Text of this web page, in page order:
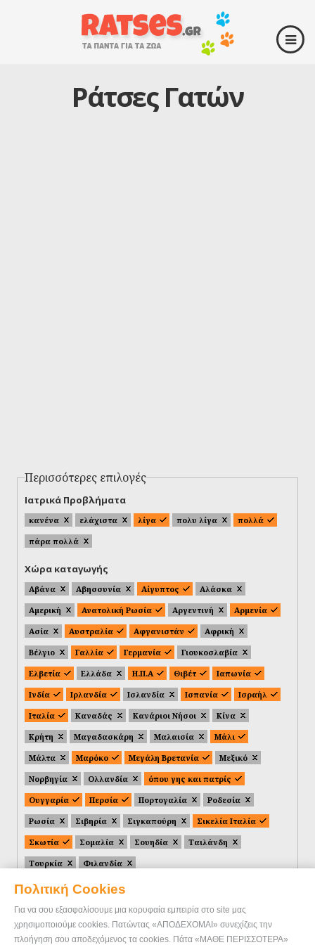
Πολιτική Cookies
Για να σου εξασφαλίσουμε μια κορυφαία εμπειρία στο site μας
χρησιμοποιούμε cookies. Πατώντας «ΑΠΟΔΕΧΟΜΑΙ» συνεχίζεις την
πλοήγηση σου αποδεχόμενος τα cookies. Πάτα «ΜΑΘΕ ΠΕΡΙΣΣΟΤΕΡΑ»
Ράτσες Γατών
Περισσότερες επιλογές
Ιατρικά Προβλήματα
κανένα ελάχιστα λίγα πολυ λίγα
πολλά
πάρα πολλά
Χώρα καταγωγής
Αβάνα Αβησσυνία Αίγυπτος
Αλάσκα
Αμερική
Ανατολική Ρωσία Αργεντινή
Αρμενία
Ασία
Αυστραλία Αφγανιστάν
Αφρική
Βέλγιο
Γαλλία Γερμανία
Γιουκοσλαβία
Ελβετία
Ελλάδα Η.Π.Α Θιβέτ
Ιαπωνία
Ινδία
Ιρλανδία Ισλανδία Ισπανία
Ισραήλ
Ιταλία
Καναδάς Κανάριοι Νήσοι
Κίνα
Κρήτη
Μαγαδασκάρη Μαλαισία
Μάλι
Μάλτα
Μαρόκο Μεγάλη Βρετανία
Μεξικό
Νορβηγία
Ολλανδία
όπου γης και πατρίς
Ουγγαρία
Περσία Πορτογαλία
Ροδεσία
Ρωσία
Σιβηρία Σιγκαπούρη
Σικελία Ιταλία
Σκωτία
Σομαλία Σουηδία
Ταιλάνδη
Τουρκία
Φιλανδία